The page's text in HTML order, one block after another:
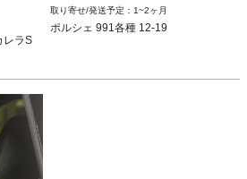
ラS 1
レラS
12VIVID"091.121.849.009G"
1~2ヶ月
ポルシェ 991各種 12-19